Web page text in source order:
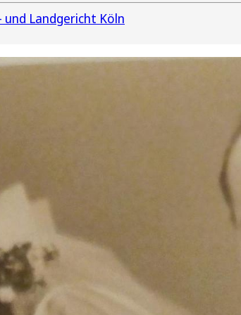
und Landgericht Köln